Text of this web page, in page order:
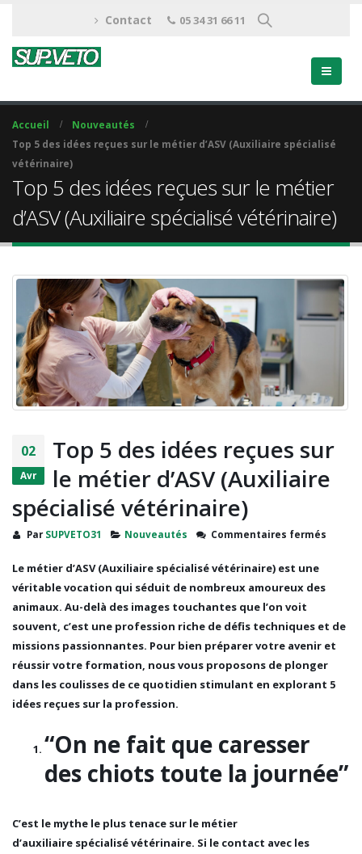
Contact 05 34 31 66 11
Accueil
Nouveautés
Top 5 des idées reçues sur le métier d’ASV (Auxiliaire spécialisé
vétérinaire)
Top 5 des idées reçues sur le métier
d’ASV (Auxiliaire spécialisé vétérinaire)
02
Avr
Top 5 des idées reçues sur
le métier d’ASV (Auxiliaire
spécialisé vétérinaire)
ParSUPVETO31 Nouveautés Commentaires fermés
sur
le
métier
d’ASV
Le métier d’ASV(Auxiliaire spécialisé vétérinaire) est une
véritable vocation qui séduit de nombreux amoureux des
animaux. Au-delà des images touchantes que l’on voit
souvent, c’est une profession riche de défis techniques et de
missions passionnantes. Pour bien préparer votre avenir et
réussir votre formation, nous vous proposons de plonger
dans les coulisses de ce quotidien stimulant en explorant 5
idées reçues sur la profession.
“On ne fait que caresser
des chiots toute la journée”
C’est le mythe le plus tenace sur le métier
d’auxiliaire spécialisé vétérinaire. Si le contact avec les